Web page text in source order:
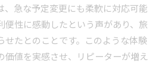
、急な予定変更にも柔軟に対応可能
便性に感動したという声があり、旅
せたとのことです。このような体験
価値を実感させ、リピーターが増え